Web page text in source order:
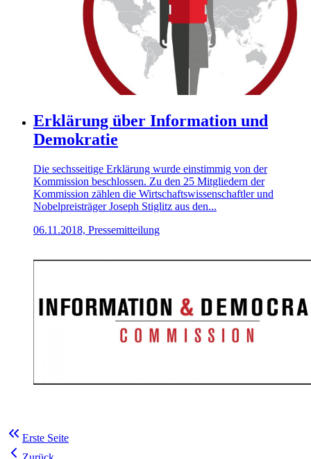
Erklärung über Information und
Demokratie
Die sechsseitige Erklärung wurde einstimmig von der
Kommission beschlossen. Zu den 25 Mitgliedern der
Kommission zählen die Wirtschaftswissenschaftler und
Nobelpreisträger Joseph Stiglitz aus den...
06.11.2018, Pressemitteilung
Erste Seite